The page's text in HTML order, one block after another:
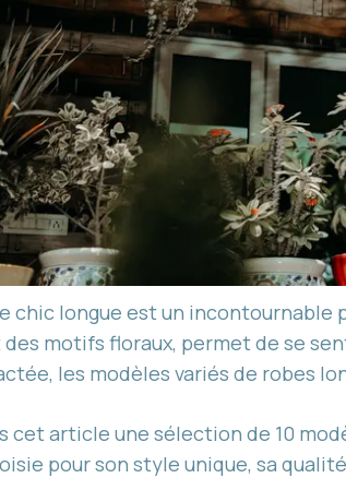
chic longue est un
motifs floraux, permet de se
les modèles variés de robes
cet article une sélection de 10
pour son style unique, sa